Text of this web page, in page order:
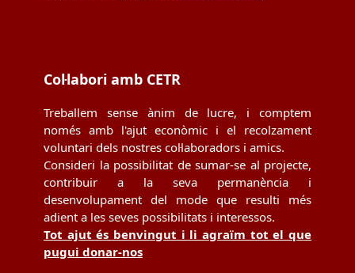
Col·labori amb CETR
Treballem sense ànim de lucre, i comptem
només amb l'ajut econòmic i el recolzament
voluntari dels nostres col·laboradors i amics.
Consideri la possibilitat de sumar-se al projecte,
contribuir a la seva permanència i
desenvolupament del mode que resulti més
adient a les seves possibilitats i interessos.
Tot ajut és benvingut i li agraïm tot el que
pugui donar-nos